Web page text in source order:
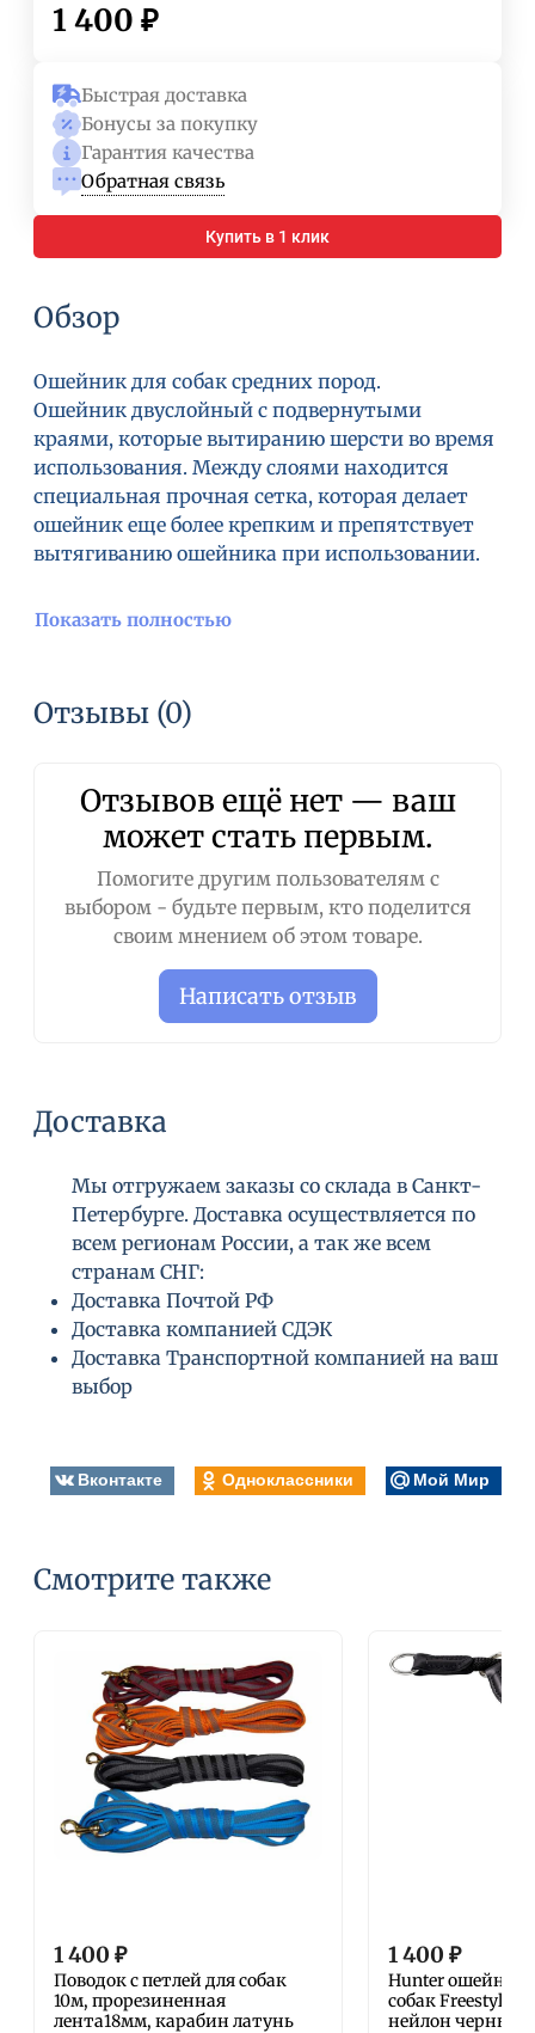
1 400 ₽
Быстрая доставка
Бонусы за покупку
Гарантия качества
Обратная связь
Купить в 1 клик
Обзор
Ошейник для собак средних пород.
Ошейник двуслойный с подвернутыми
краями, которые вытиранию шерсти во время
использования. Между слоями находится
специальная прочная сетка, которая делает
ошейник еще более крепким и препятствует
вытягиванию ошейника при использовании.
Показать полностью
Отзывы (0)
Отзывов ещё нет — ваш
может стать первым.
Помогите другим пользователям с
выбором - будьте первым, кто поделится
своим мнением об этом товаре.
Написать отзыв
Доставка
Мы отгружаем заказы со склада в Санкт-
Петербурге. Доставка осуществляется по
всем регионам России, а так же всем
странам СНГ:
Доставка Почтой РФ
Доставка компанией СДЭК
Доставка Транспортной компанией на ваш
выбор
Вконтакте Одноклассники Мой Мир
Смотрите также
1 400 ₽
Поводок с петлей для собак
10м, прорезиненная
лента18мм, карабин латунь
1 400 ₽
Hunter ошейник-
собак Freestyle
нейлон черный